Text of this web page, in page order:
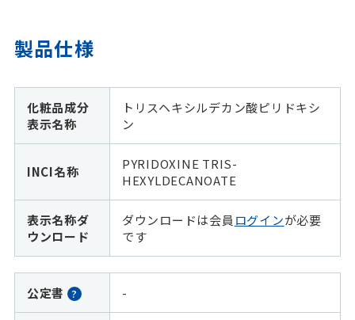
製品仕様
化粧品成分
表示名称
トリスヘキシルデカン酸ピリドキシ
ン
INCI名称
PYRIDOXINE TRIS-
HEXYLDECANOATE
表示名称ダ
ウンロード
ダウンロードは会員 ログインが必要
です
公定書 ? -